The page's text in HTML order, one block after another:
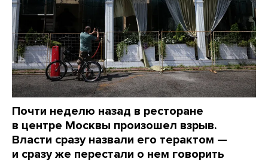
Почти неделю назад в ресторане
в центре Москвы произошел взрыв.
Власти сразу назвали его терактом —
и сразу же перестали о нем говорить